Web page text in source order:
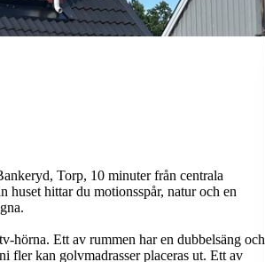
Torp, 10 minuter från centrala
huset hittar du motionsspår, natur och en
hörna. Ett av rummen har en dubbelsäng och
fler kan golvmadrasser placeras ut. Ett av